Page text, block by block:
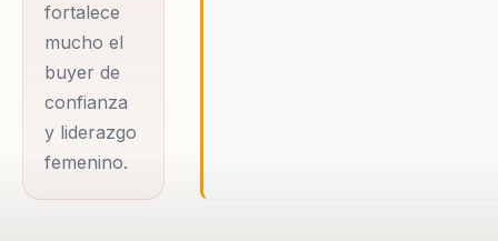
culminante
cuando
representó a
México en los
Juegos
Olímpicos de
Beijing 2008,
fortalece
mucho el
buyer de
confianza
y liderazgo
femenino.